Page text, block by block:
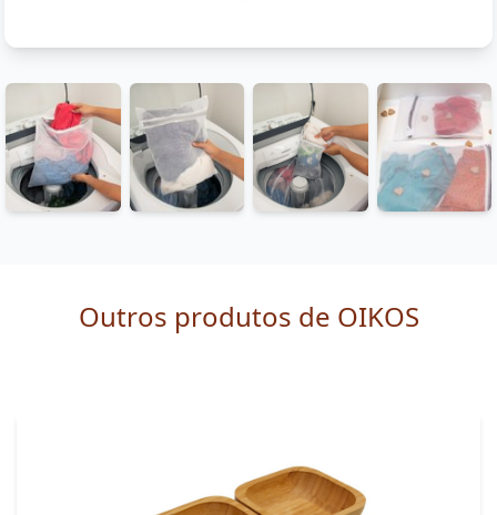
Outros produtos de OIKOS